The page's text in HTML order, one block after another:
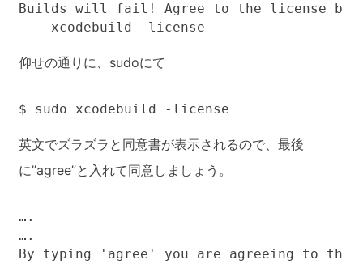
Builds will fail! Agree to the license by
    xcodebuild -license
仰せの通りに、sudoにて
$ sudo xcodebuild -license
英文でズラズラと同意書が表示されるので、最後
に”agree”と入れて同意しましょう。
….
….
By typing 'agree' you are agreeing to